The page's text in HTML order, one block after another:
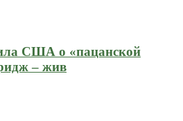
США о «пацанской
– жив